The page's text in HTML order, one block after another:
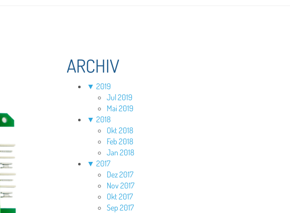
ARCHIV
▼ 2019
Jul 2019
Mai 2019
▼ 2018
Okt 2018
Feb 2018
Jan 2018
▼ 2017
Dez 2017
Nov 2017
Okt 2017
Sep 2017